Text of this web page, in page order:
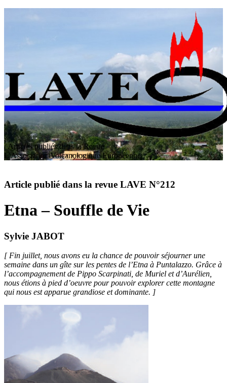
/ Articles publiés dans la Revue
L'AssociationVolcanologiqueEuropéenne
Article publié dans la revue LAVE N°212
Etna – Souffle de Vie
Sylvie JABOT
[ Fin juillet, nous avons eu la chance de pouvoir séjourner une
semaine dans un gîte sur les pentes de l’Etna à Puntalazzo. Grâce à
l’accompagnement de Pippo Scarpinati, de Muriel et d’Aurélien,
nous étions à pied d’oeuvre pour pouvoir explorer cette montagne
qui nous est apparue grandiose et dominante. ]